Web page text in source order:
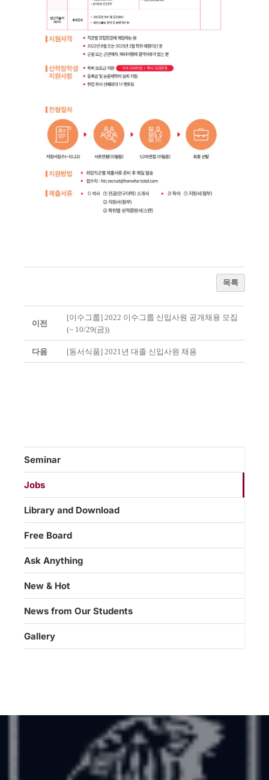
목록
이전
[이수그룹] 2022 이수그룹 신입사원 공개채용 모집
(~ 10/29(금))
다음 [동서식품] 2021년 대졸 신입사원 채용
Seminar
Jobs
Library and Download
Free Board
Ask Anything
New & Hot
News from Our Students
Gallery